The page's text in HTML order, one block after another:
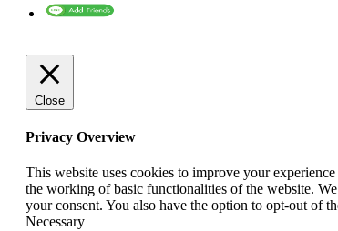
Close
Privacy Overview
This website uses cookies to improve your
the working of basic functionalities of the website.
your consent. You also have the option to opt-out of
Necessary